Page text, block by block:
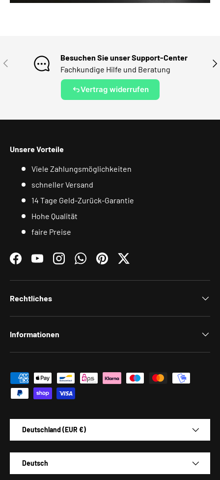
VORHERIGE
Besuchen Sie unser Support-Center
Fachkundige Hilfe und Beratung
Vertrag widerrufen
Unsere Vorteile
Viele Zahlungsmöglichkeiten
schneller Versand
14 Tage Geld-Zurück-Garantie
Hohe Qualität
faire Preise
FacebookYouTubeInstagramWhatsAppPinterestTwitter
Rechtliches
Informationen
Zahlungsmethoden
Deutschland (EUR €)
Deutsch